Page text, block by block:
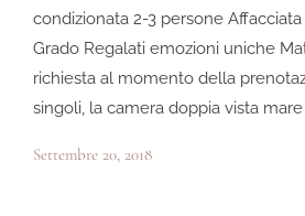
condizionata 2-3 persone
Grado Regalati emozioni uniche
richiesta al momento della
singoli, la camera doppia vista
Settembre 20, 2018